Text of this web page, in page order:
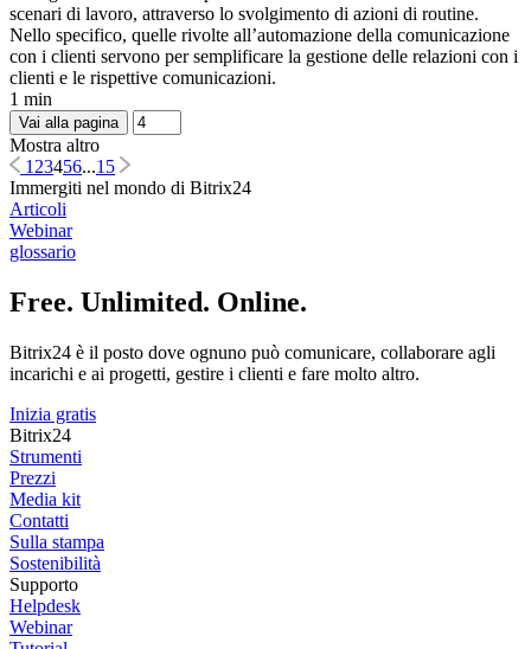
scenari di lavoro, attraverso lo svolgimento di azioni di routine.
Nello specifico, quelle rivolte all’automazione della comunicazione
con i clienti servono per semplificare la gestione delle relazioni con i
clienti e le rispettive comunicazioni.
1 min
Vai alla pagina
Mostra altro
1 23456...15
Immergiti nel mondo di Bitrix24
Articoli
Webinar
glossario
Free. Unlimited. Online.
Bitrix24 è il posto dove ognuno può comunicare, collaborare agli
incarichi e ai progetti, gestire i clienti e fare molto altro.
Inizia gratis
Bitrix24
Strumenti
Prezzi
Media kit
Contatti
Sulla stampa
Sostenibilità
Supporto
Helpdesk
Webinar